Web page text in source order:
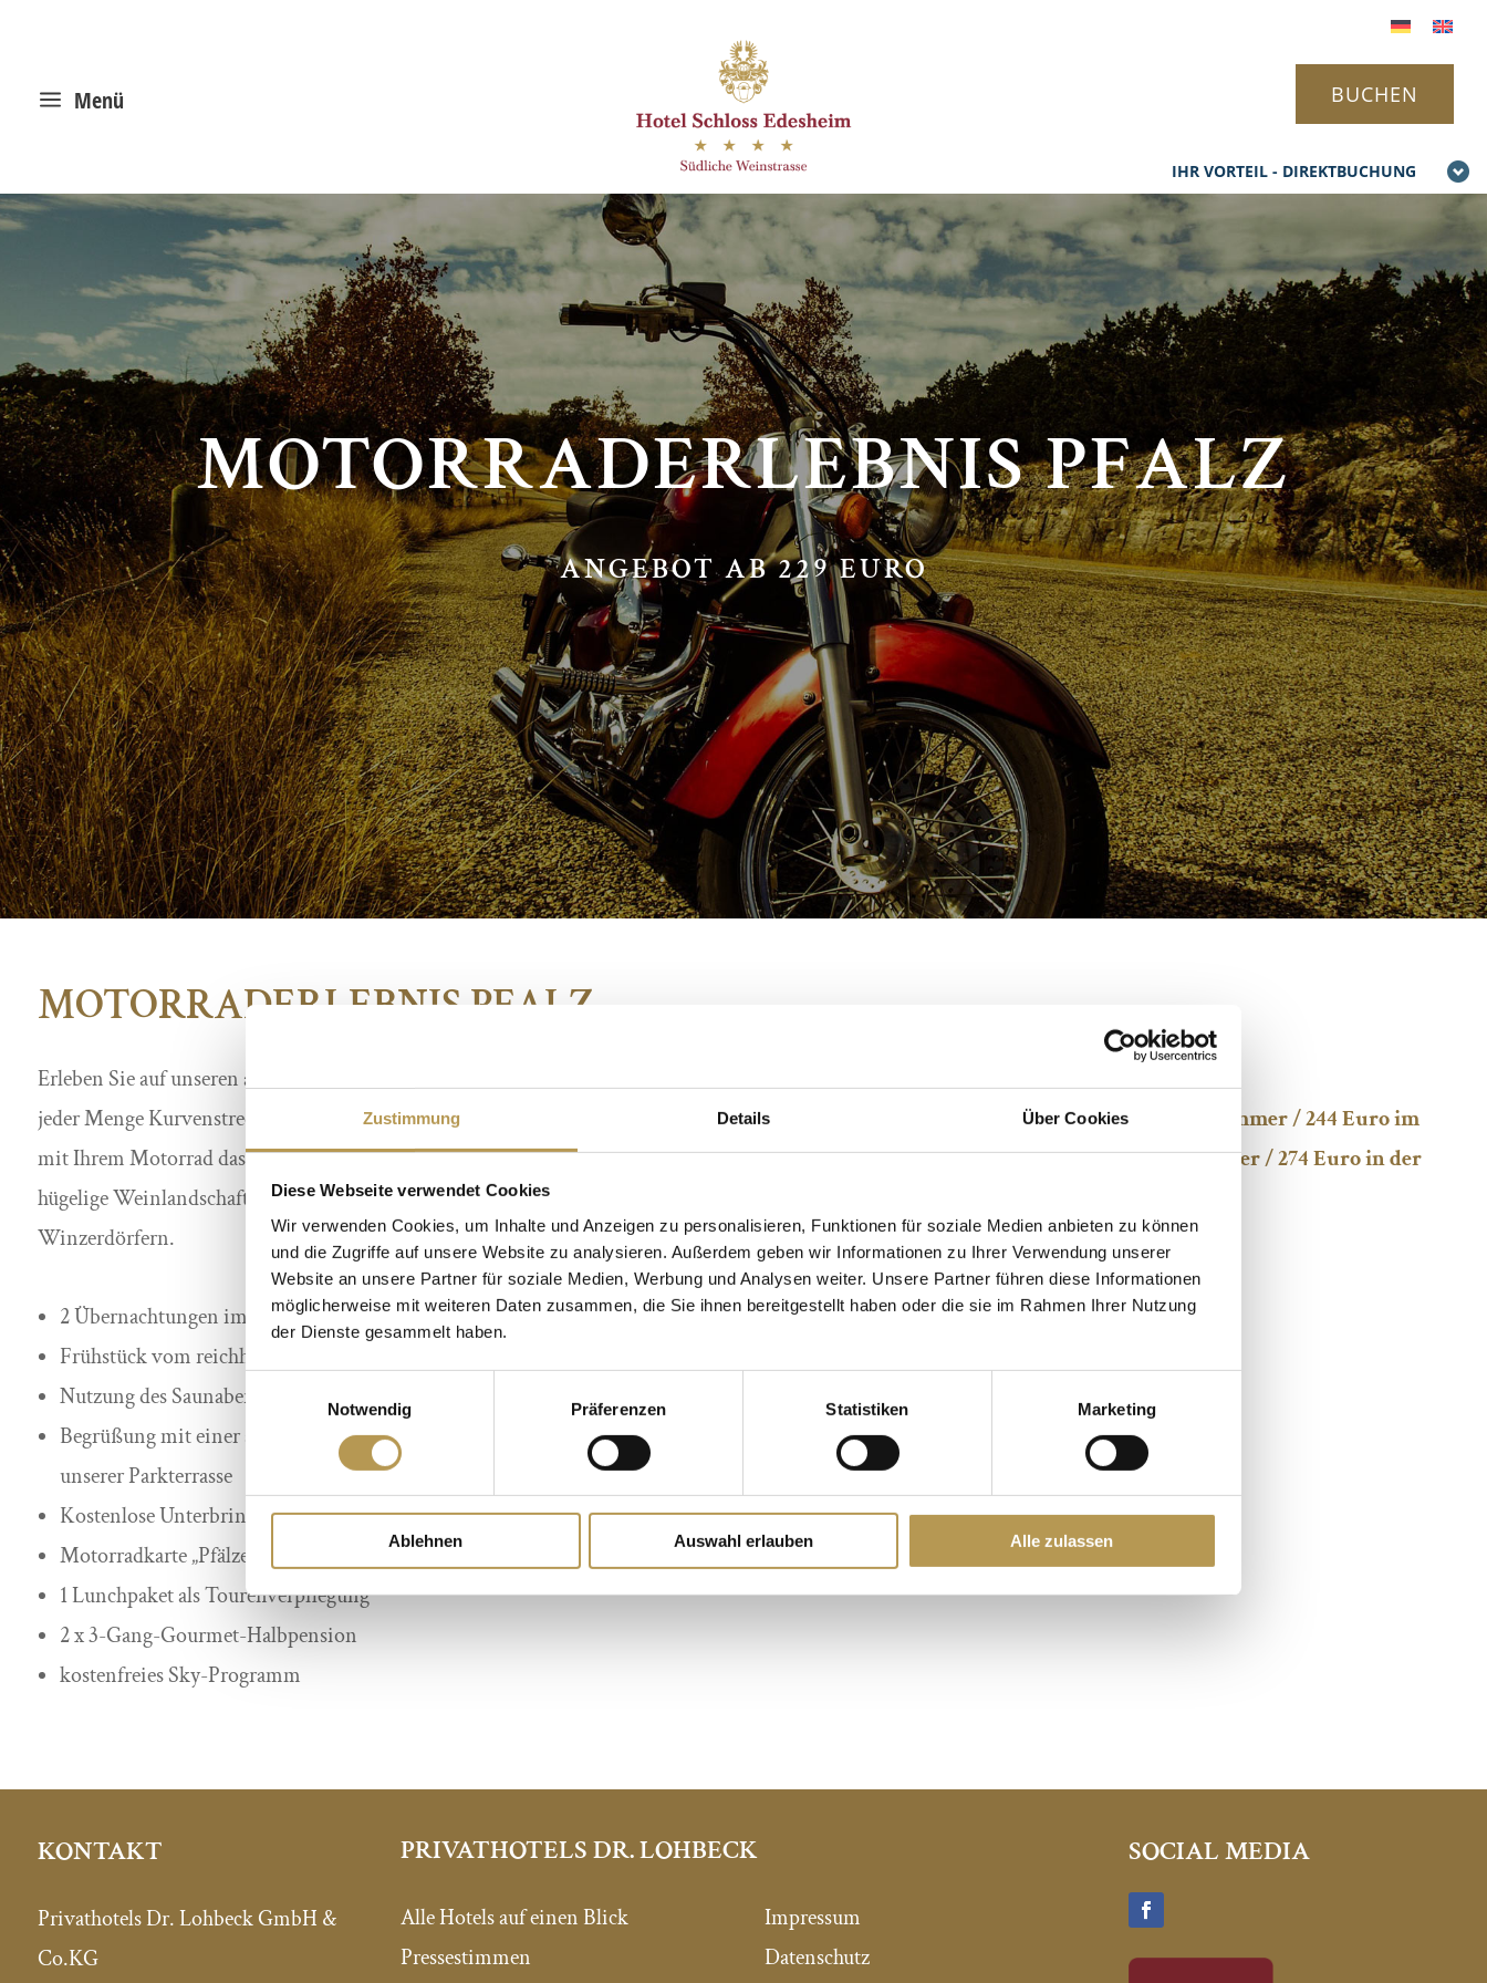
Zustimmung Details Über Cookies
Diese Webseite verwendet Cookies
Wir verwenden Cookies, um Inhalte und Anzeigen zu personalisieren, Funktionen für soziale Medien anbieten zu können
und die Zugriffe auf unsere Website zu analysieren. Außerdem geben wir Informationen zu Ihrer Verwendung unserer
Website an unsere Partner für soziale Medien, Werbung und Analysen weiter. Unsere Partner führen diese Informationen
möglicherweise mit weiteren Daten zusammen, die Sie ihnen bereitgestellt haben oder die sie im Rahmen Ihrer Nutzung
der Dienste gesammelt haben.
Notwendig
Präferenzen Statistiken Marketing
Ablehnen Auswahl erlauben Alle zulassen
IHR VORTEIL - DIREKTBUCHUNG
a Menü BUCHEN
MOTORRADERLEBNIS PFALZ
ANGEBOT AB 229 EURO
MOTORRADERLEBNIS PFALZ
Erleben Sie auf unseren ausgearbeiteten Tagestouren den Pfälzer Wald mit
jeder Menge Kurvenstrecken und schönen Ecken zum Rasten, erobern Sie
mit Ihrem Motorrad das benachbarte Elsaß oder genießen Sie die liebliche,
hügelige Weinlandschaft der Deutschen Weinstraße mit den bezaubernden
Winzerdörfern.
2 Übernachtungen im komfortablen Gästezimmer
Frühstück vom reichhaltigen Büffet
Nutzung des Saunabereichs nach den Touren
Begrüßung mit einer spritzigen, frischen Pfälzer Rieslingschorle auf
unserer Parkterrasse
Kostenlose Unterbringung Ihrer Motorräder im Innenhof des Schlosses
Motorradkarte „Pfälzer Wald“ und 2 hauseigene Tagestouren
1 Lunchpaket als Tourenverpflegung
2 x 3-Gang-Gourmet-Halbpension
kostenfreies Sky-Programm
229 Euro im Komfort Doppelzimmer / 244 Euro im
Doppelzimmer deluxe / 269 Euro im Einzelzimmer / 274 Euro in der
Reisezeitraum: ganzjährig
KONTAKT
Privathotels Dr. Lohbeck GmbH &
Co.KG
PRIVATHOTELS DR. LOHBECK
Alle Hotels auf einen Blick
Pressestimmen
Impressum
Datenschutz
SOCIAL MEDIA